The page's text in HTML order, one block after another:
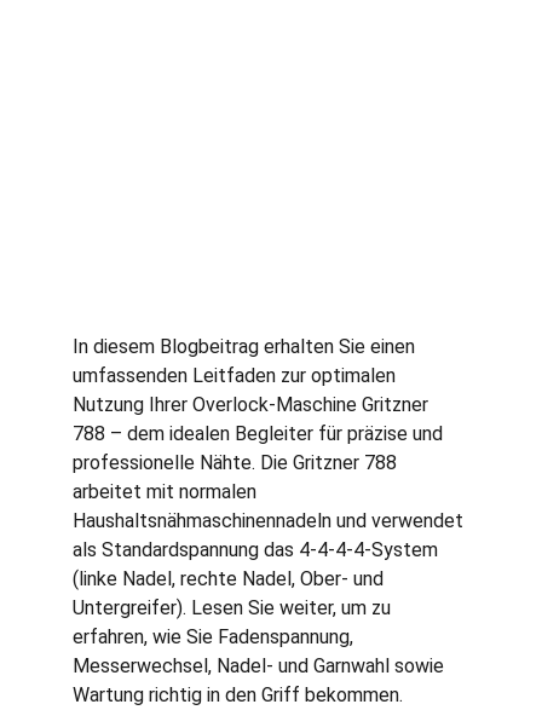
In diesem Blogbeitrag erhalten Sie einen
umfassenden Leitfaden zur optimalen
Nutzung Ihrer Overlock-Maschine Gritzner
788 – dem idealen Begleiter für präzise und
professionelle Nähte. Die Gritzner 788
arbeitet mit normalen
Haushaltsnähmaschinennadeln und verwendet
als Standardspannung das 4‑4‑4‑4‑System
(linke Nadel, rechte Nadel, Ober- und
Untergreifer). Lesen Sie weiter, um zu
erfahren, wie Sie Fadenspannung,
Messerwechsel, Nadel‑ und Garnwahl sowie
Wartung richtig in den Griff bekommen.